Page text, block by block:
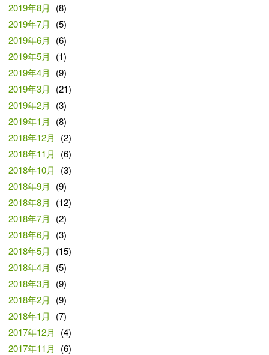
2019年8月
(8)
2019年7月
(5)
2019年6月
(6)
2019年5月
(1)
2019年4月
(9)
2019年3月
(21)
2019年2月
(3)
2019年1月
(8)
2018年12月
(2)
2018年11月
(6)
2018年10月
(3)
2018年9月
(9)
2018年8月
(12)
2018年7月
(2)
2018年6月
(3)
2018年5月
(15)
2018年4月
(5)
2018年3月
(9)
2018年2月
(9)
2018年1月
(7)
2017年12月
(4)
2017年11月
(6)